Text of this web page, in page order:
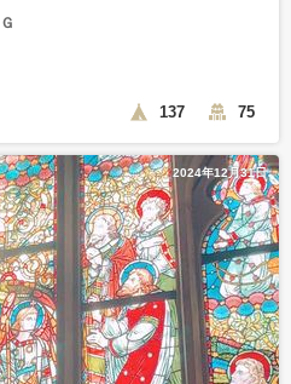
137 75
2024年12月31日